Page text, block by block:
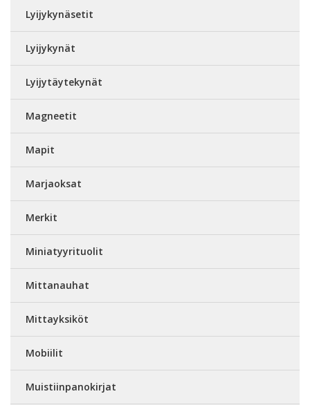
Lyijykynäsetit
Lyijykynät
Lyijytäytekynät
Magneetit
Mapit
Marjaoksat
Merkit
Miniatyyrituolit
Mittanauhat
Mittayksiköt
Mobiilit
Muistiinpanokirjat